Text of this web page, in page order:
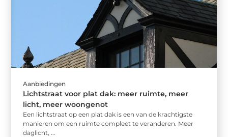
Aanbiedingen
Lichtstraat voor plat dak: meer ruimte, meer
licht, meer woongenot
Een lichtstraat op een plat dak is een van de krachtigste
manieren om een ruimte compleet te veranderen. Meer
daglicht, ...